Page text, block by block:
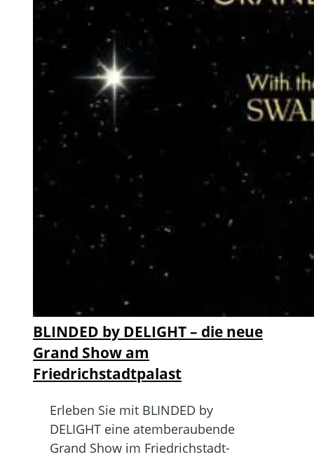
BLINDED by DELIGHT – die neue
Grand Show am
Friedrichstadtpalast
Erleben Sie mit BLINDED by
DELIGHT eine atemberaubende
Grand Show im Friedrichstadt-